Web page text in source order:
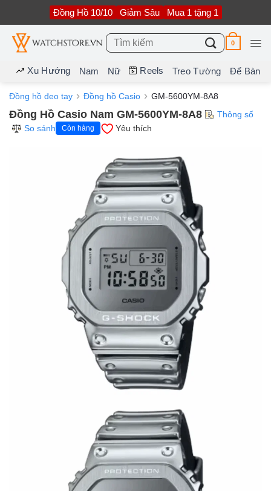
nội
dung
Đồng Hồ 10/10 Giảm Sâu Mua 1 tặng 1
Tìm
kiếm:
0
Xu Hướng Nam Nữ Reels Treo Tường Để Bàn
Đồng hồ đeo tay Đồng hồ Casio GM-5600YM-8A8
Đồng Hồ Casio Nam GM-5600YM-8A8
Thông số
So sánh
Còn hàng Yêu thích